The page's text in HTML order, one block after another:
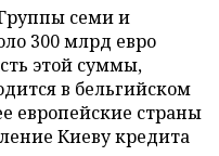
семи и
300 млрд евро
этой суммы,
в бельгийском
европейские страны
Киеву кредита